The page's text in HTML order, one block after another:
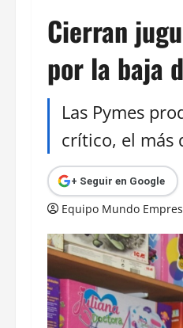
Cierran
por la baja
Las Pymes
crítico, el más
+ Seguir en Google
Equipo Mundo